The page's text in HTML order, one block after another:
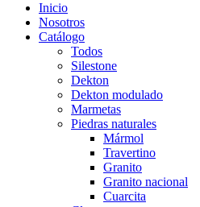
Inicio
Nosotros
Catálogo
Todos
Silestone
Dekton
Dekton modulado
Marmetas
Piedras naturales
Mármol
Travertino
Granito
Granito nacional
Cuarcita